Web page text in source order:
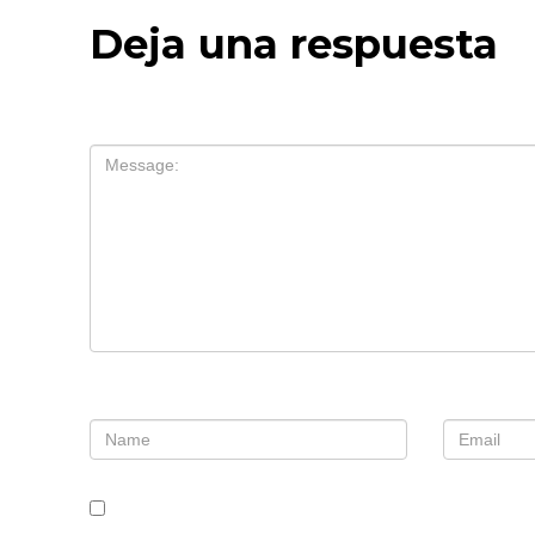
Deja una respuesta